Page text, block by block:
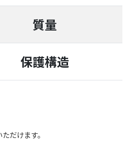
量
構
だけます。